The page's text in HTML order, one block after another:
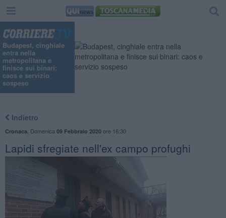
Budapest, cinghiale
entra nella
metropolitana e
finisce sui binari:
caos e servizio
sospeso
Indietro
Cronaca Domenica 09 Febbraio 2020ore 16:30
Lapidi sfregiate nell'ex campo profughi